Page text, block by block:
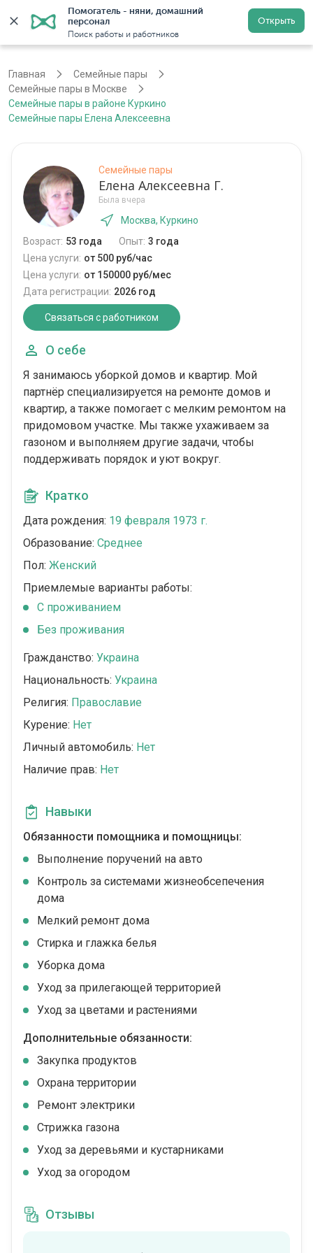
Помогатель - няни, домашний
персонал
Поиск работы и работников
Открыть
Регистрация
Главная
Семейные пары
Семейные пары в Москве
Семейные пары в районе Куркино
Семейные пары Елена Алексеевна
Семейные пары
Елена Алексеевна Г.
Была вчера
Москва, Куркино
Возраст: 53 года Опыт: 3 года
Цена услуги: от 500 руб/час
Цена услуги: от 150000 руб/мес
Дата регистрации: 2026 год
Связаться с работником
О себе
Я занимаюсь уборкой домов и квартир. Мой
партнёр специализируется на ремонте домов и
квартир, а также помогает с мелким ремонтом на
придомовом участке. Мы также ухаживаем за
газоном и выполняем другие задачи, чтобы
поддерживать порядок и уют вокруг.
Кратко
Дата рождения: 19 февраля 1973 г.
Образование: Среднее
Пол: Женский
Приемлемые варианты работы:
C проживанием
Без проживания
Гражданство: Украина
Национальность: Украина
Религия: Православие
Курение: Нет
Личный автомобиль: Нет
Наличие прав: Нет
Навыки
Обязанности помощника и помощницы:
Выполнение поручений на авто
Контроль за системами жизнеобсепечения
дома
Мелкий ремонт дома
Стирка и глажка белья
Уборка дома
Уход за прилегающей территорией
Уход за цветами и растениями
Дополнительные обязанности:
Закупка продуктов
Охрана территории
Ремонт электрики
Стрижка газона
Уход за деревьями и кустарниками
Уход за огородом
Отзывы